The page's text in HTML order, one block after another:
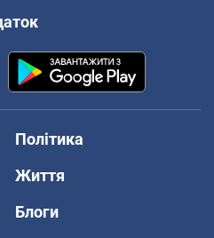
Політика
Життя
Блоги